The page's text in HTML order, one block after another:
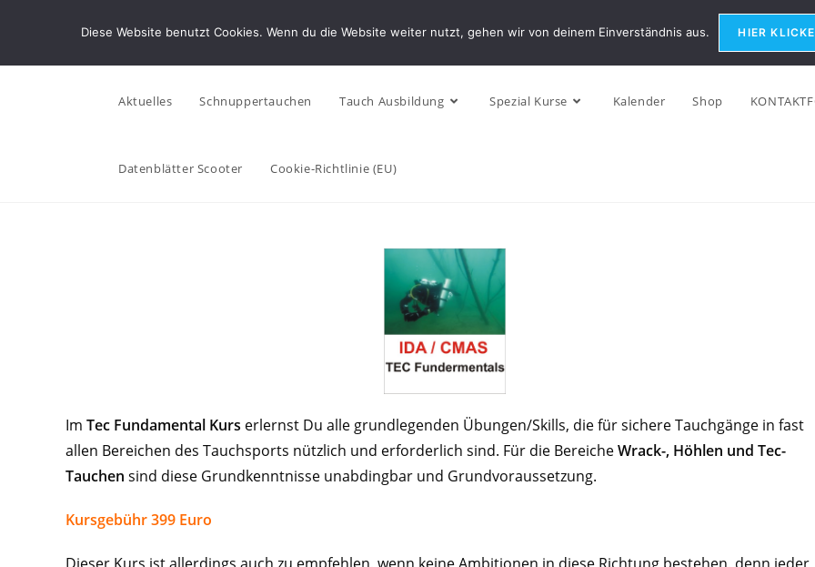
Aktuelles Schnuppertauchen Tauch Ausbildung Spezial Kurse Kalender Shop
Datenblätter Scooter Cookie-Richtlinie (EU)
Im Tec Fundamental Kurs erlernst Du alle grundlegenden Übungen/Skills, die für sichere Tauchgänge in fast
allen Bereichen des Tauchsports nützlich und erforderlich sind. Für die BereicheWrack-, Höhlen und Tec-
Tauchen sind diese Grundkenntnisse unabdingbar und Grundvoraussetzung.
Kursgebühr 399 Euro
Dieser Kurs ist allerdings auch zu empfehlen, wenn keine Ambitionen in diese Richtung bestehen, denn jeder
Diese Website benutzt Cookies. Wenn du die Website weiter nutzt, gehen wir von deinem Einverständnis aus. HIER